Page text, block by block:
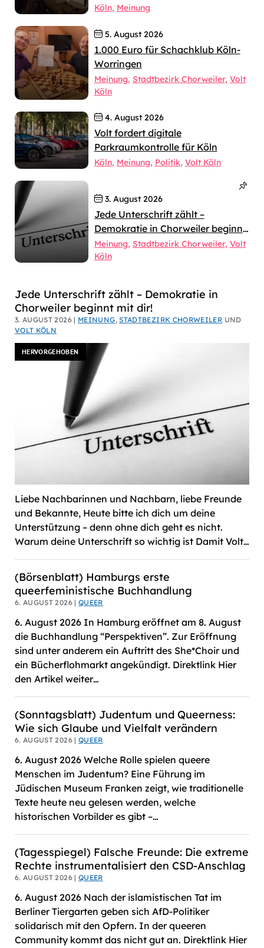
jahrelangen Verfahren scheitern
Köln Meinung
5. August 2026
1.000 Euro für Schachklub Köln-
Worringen
Meinung Stadtbezirk Chorweiler Volt
Köln
4. August 2026
Volt fordert digitale
Parkraumkontrolle für Köln
Köln Meinung Politik Volt Köln
3. August 2026
Jede Unterschrift zählt –
Demokratie in Chorweiler beginnt
mit dir!
Meinung Stadtbezirk Chorweiler Volt
Köln
Dirk
Bachhausen
HERVORGEHOBEN
Jede Unterschrift zählt – Demokratie in
Chorweiler beginnt mit dir!
3. AUGUST 2026 | MEINUNG,STADTBEZIRK CHORWEILER UND
VOLT KÖLN
Liebe Nachbarinnen und Nachbarn, liebe Freunde
und Bekannte, Heute bitte ich dich um deine
Unterstützung – denn ohne dich geht es nicht.
Warum deine Unterschrift so wichtig ist Damit Volt…
(Börsenblatt) Hamburgs erste
queerfeministische Buchhandlung
6. AUGUST 2026 |QUEER
6. August 2026 In Hamburg eröffnet am 8. August
die Buchhandlung “Perspektiven”. Zur Eröffnung
sind unter anderem ein Auftritt des She*Choir und
ein Bücherflohmarkt angekündigt. Direktlink Hier
den Artikel weiter…
(Sonntagsblatt) Judentum und Queerness:
Wie sich Glaube und Vielfalt verändern
6. AUGUST 2026 |QUEER
6. August 2026 Welche Rolle spielen queere
Menschen im Judentum? Eine Führung im
Jüdischen Museum Franken zeigt, wie traditionelle
Texte heute neu gelesen werden, welche
historischen Vorbilder es gibt –…
(Tagesspiegel) Falsche Freunde: Die extreme
Rechte instrumentalisiert den CSD-Anschlag
6. AUGUST 2026 |QUEER
6. August 2026 Nach der islamistischen Tat im
Berliner Tiergarten geben sich AfD-Politiker
solidarisch mit den Opfern. In der queeren
Community kommt das nicht gut an. Direktlink Hier